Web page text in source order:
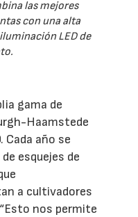
las mejores
con una alta
LED de
gama de
Haamstede
Cada año se
esquejes de
a cultivadores
nos permite